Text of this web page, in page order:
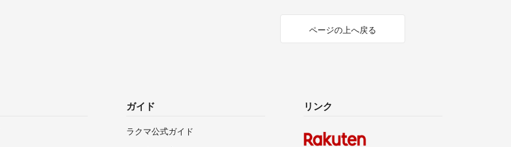
ページの上へ戻る
ガイド
ラクマ公式ガイド
リンク